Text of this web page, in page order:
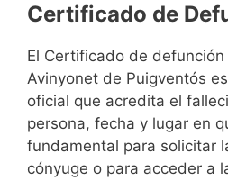
Certificado de
El Certificado de
Avinyonet de Puigventós
oficial que acredita el
persona, fecha y lugar en
fundamental para solicitar
cónyuge o para acceder a